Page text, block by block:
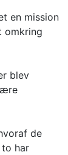
en mission
omkring
blev
de
har